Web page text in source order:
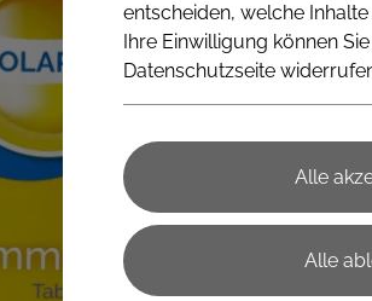
entscheiden, welche
Ihre Einwilligung können
Datenschutzseite